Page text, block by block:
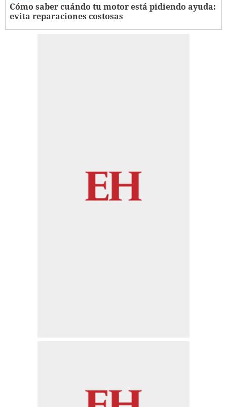
Cómo saber cuándo tu motor está pidiendo ayuda:
evita reparaciones costosas